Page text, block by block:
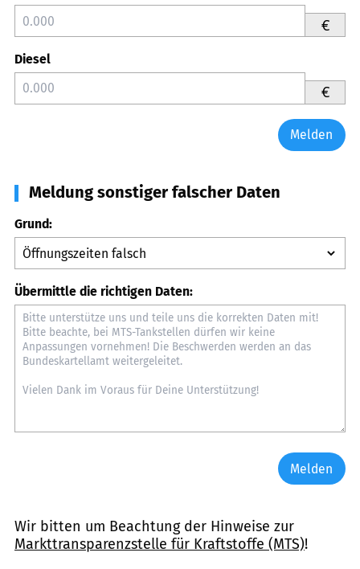
€
Diesel
€
Melden
Meldung sonstiger falscher Daten
Grund:
Übermittle die richtigen Daten:
Melden
Wir bitten um Beachtung der Hinweise zur
Markttransparenzstelle für Kraftstoffe (MTS)!